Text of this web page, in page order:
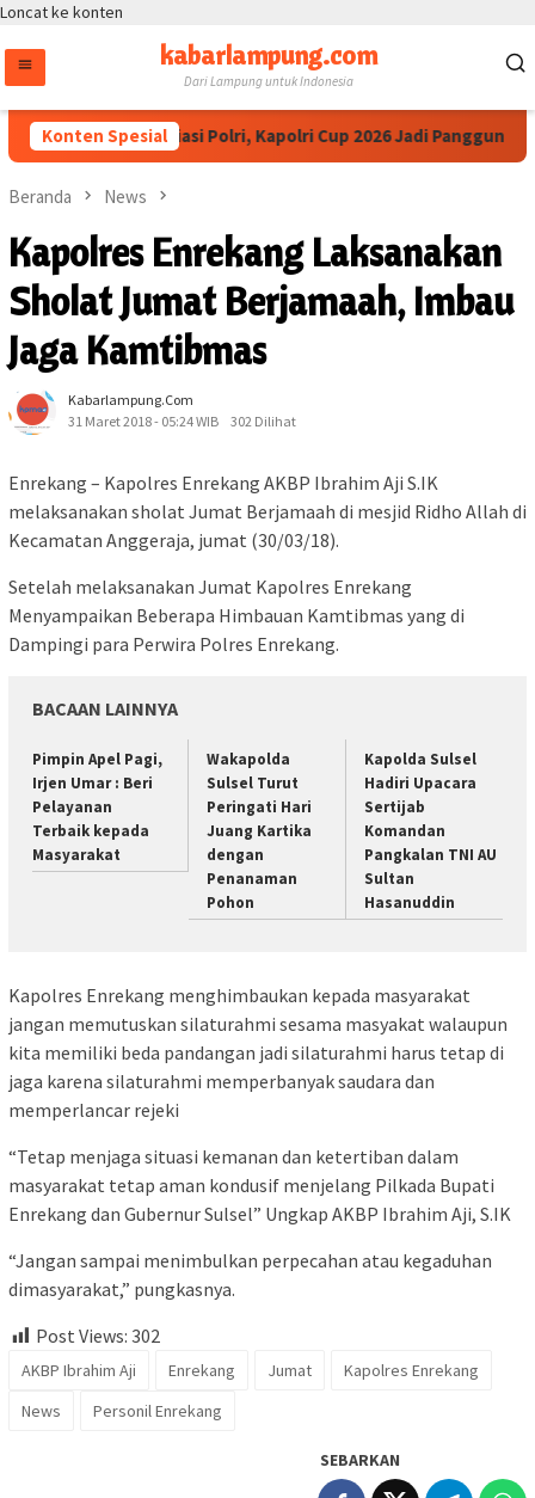
Loncat ke konten
kabarlampung.com
Dari Lampung untuk Indonesia
Konten Spesial
Ketua IESPA Apresiasi Polri, Kapolri Cup 2026 Jadi Panggung
Beranda News
Kapolres Enrekang Laksanakan
Sholat Jumat Berjamaah, Imbau
Jaga Kamtibmas
Kabarlampung.com
31 Maret 2018 - 05:24 WIB
302 Dilihat
Enrekang – Kapolres Enrekang AKBP Ibrahim Aji S.IK
melaksanakan sholat Jumat Berjamaah di mesjid Ridho Allah di
Kecamatan Anggeraja, jumat (30/03/18).
Setelah melaksanakan Jumat Kapolres Enrekang
Menyampaikan Beberapa Himbauan Kamtibmas yang di
Dampingi para Perwira Polres Enrekang.
BACAAN LAINNYA
Pimpin Apel Pagi,
Irjen Umar : Beri
Pelayanan
Terbaik kepada
Masyarakat
Wakapolda
Sulsel Turut
Peringati Hari
Juang Kartika
dengan
Penanaman
Pohon
Kapolda Sulsel
Hadiri Upacara
Sertijab
Komandan
Pangkalan TNI AU
Sultan
Hasanuddin
Kapolres Enrekang menghimbaukan kepada masyarakat
jangan memutuskan silaturahmi sesama masyakat walaupun
kita memiliki beda pandangan jadi silaturahmi harus tetap di
jaga karena silaturahmi memperbanyak saudara dan
memperlancar rejeki
“Tetap menjaga situasi kemanan dan ketertiban dalam
masyarakat tetap aman kondusif menjelang Pilkada Bupati
Enrekang dan Gubernur Sulsel” Ungkap AKBP Ibrahim Aji, S.IK
“Jangan sampai menimbulkan perpecahan atau kegaduhan
dimasyarakat,” pungkasnya.
Post Views: 302
AKBP Ibrahim Aji Enrekang Jumat
Kapolres Enrekang
News
Personil Enrekang
SEBARKAN